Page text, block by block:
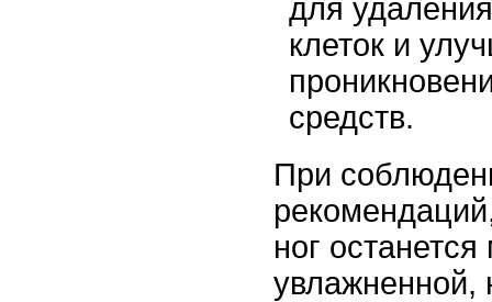
для
клеток и
средств.
При
ног останется
увлажненной,